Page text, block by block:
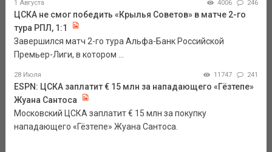
1 Августа 4006 246
ЦСКА не смог победить «Крылья Советов» в матче 2-го
тура РПЛ, 1:1
Завершился матч 2-го тура Альфа-Банк Российской
Премьер-Лиги, в котором ...
28 Июля 11747 241
ESPN: ЦСКА заплатит € 15 млн за нападающего «Гёзтепе»
Жуана Сантоса
Московский ЦСКА заплатит € 15 млн за покупку
нападающего «Гёзтепе» Жуана Сантоса.